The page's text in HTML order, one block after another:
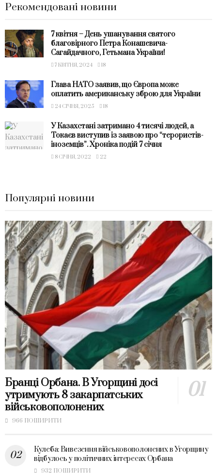
Рекомендовані новини
7 квітня – День ушанування святого
благовірного Петра Конашевича-
Сагайдачного, Гетьмана України!
7 КВІТНЯ, 2024 18
Глава НАТО заявив, що Європа може
оплатить американську зброю для України
24 СІЧНЯ, 2025 18
У Казахстані затримано 4 тисячі людей, а
Токаєв виступив із заявою про “терористів-
іноземців”. Хроніка подій 7 січня
8 СІЧНЯ, 2022 22
Популярні новини
Бранці Орбана. В Угорщині досі
утримують 8 закарпатських
військовополонених
966 ПОШИРИТИ
Кулеба: Вивезення військовополонених в Угорщину
відбулось у політичних інтересах Орбана
932 ПОШИРИТИ